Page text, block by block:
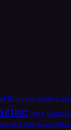
Brínguez Berklee
Jerry
de Lucía Paquito